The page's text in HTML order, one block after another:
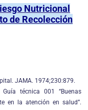
Nutricional
de Recolección
JAMA. 1974;230:879.
técnica 001 “Buenas
en la atención en salud”.